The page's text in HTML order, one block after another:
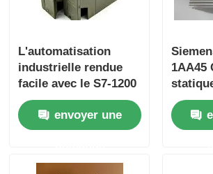
Pièces PLC Siemens
Yokogawa Stardom PLC est une
L'automatisation
industrielle rendue
facile avec le S7-1200
PLC 6ES7153-1AA03-
0XB0 et une mémoire
de 50 Ko
envoyer une
1AA45